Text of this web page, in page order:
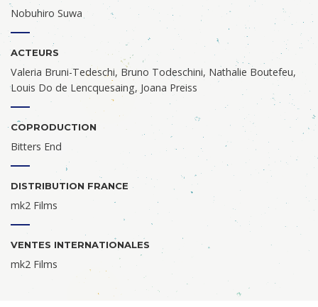
Nobuhiro Suwa
ACTEURS
Valeria Bruni-Tedeschi, Bruno Todeschini, Nathalie Boutefeu,
Louis Do de Lencquesaing, Joana Preiss
COPRODUCTION
Bitters End
DISTRIBUTION FRANCE
mk2 Films
VENTES INTERNATIONALES
mk2 Films